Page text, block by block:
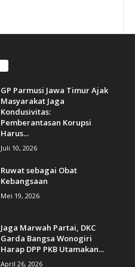
GP Parmusi Jawa Timur Ajak
Masyarakat Jaga
Kondusivitas:
Pemberantasan Korupsi
Harus...
Juli 10, 2026
Ruwat sebagai Obat
Kebangsaan
Mei 19, 2026
Jaga Marwah Partai, DKC
Garda Bangsa Wonogiri
Harap DPP PKB Utamakan...
April 26, 2026